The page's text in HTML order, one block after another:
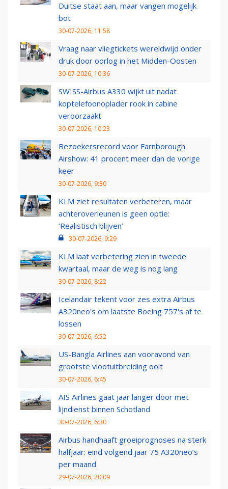
Duitse staat aan, maar vangen mogelijk
bot
30-07-2026, 11:58
Vraag naar vliegtickets wereldwijd onder
druk door oorlog in het Midden-Oosten
30-07-2026, 10:36
SWISS-Airbus A330 wijkt uit nadat
koptelefoonoplader rook in cabine
veroorzaakt
30-07-2026, 10:23
Bezoekersrecord voor Farnborough
Airshow: 41 procent meer dan de vorige
keer
30-07-2026, 9:30
KLM ziet resultaten verbeteren, maar
achteroverleunen is geen optie:
‘Realistisch blijven’
30-07-2026, 9:29
KLM laat verbetering zien in tweede
kwartaal, maar de weg is nog lang
30-07-2026, 8:22
Icelandair tekent voor zes extra Airbus
A320neo's om laatste Boeing 757's af te
lossen
30-07-2026, 6:52
US-Bangla Airlines aan vooravond van
grootste vlootuitbreiding ooit
30-07-2026, 6:45
AIS Airlines gaat jaar langer door met
lijndienst binnen Schotland
30-07-2026, 6:30
Airbus handhaaft groeiprognoses na sterk
halfjaar: eind volgend jaar 75 A320neo’s
per maand
29-07-2026, 20:09